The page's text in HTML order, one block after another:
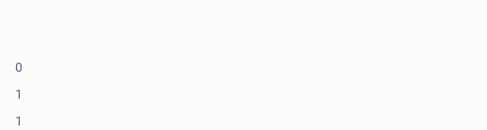
0
1
1